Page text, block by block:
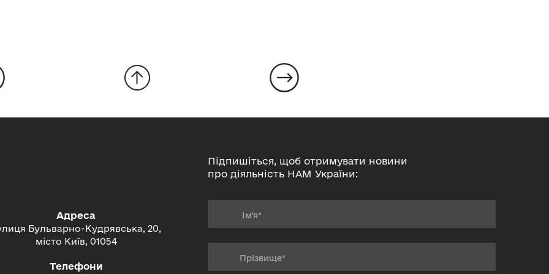
Адреса
Бульварно-Кудрявська, 20,
місто Київ, 01054
Телефони
Підпишіться, щоб отримувати новини
про діяльність НАМ України: